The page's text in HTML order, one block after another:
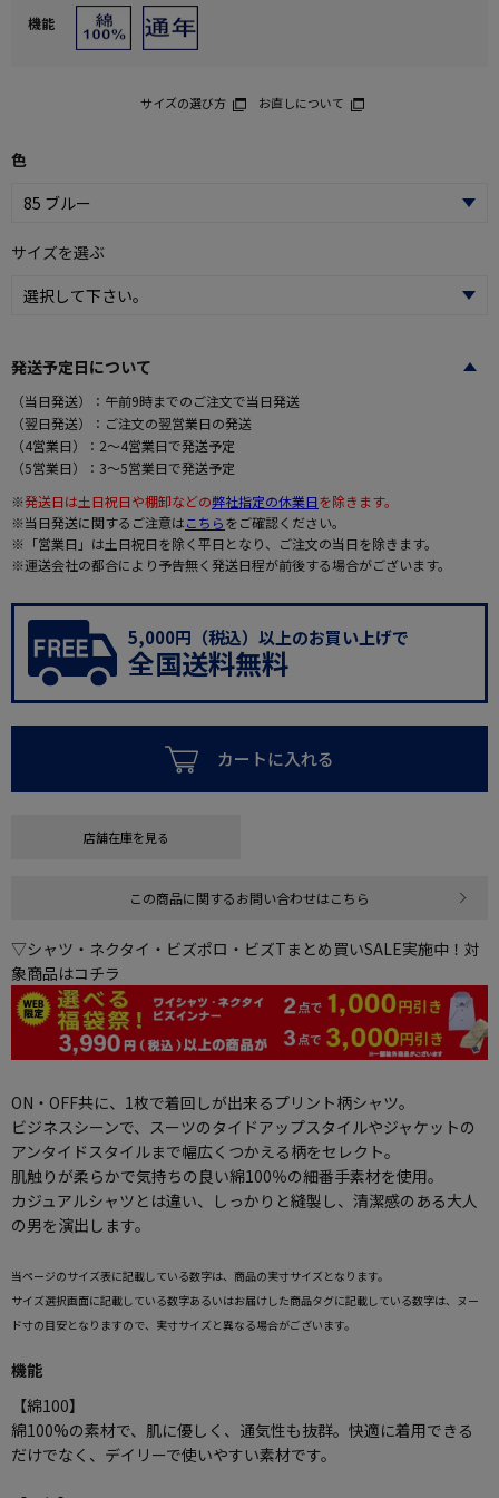
機能
サイズの選び方 お直しについて
色
サイズを選ぶ
発送予定日について
（当日発送）：午前9時までのご注文で当日発送
（翌日発送）：ご注文の翌営業日の発送
（4営業日）：2～4営業日で発送予定
（5営業日）：3～5営業日で発送予定
※発送日は土日祝日や棚卸などの弊社指定の休業日を除きます。
※当日発送に関するご注意はこちらをご確認ください。
※「営業日」は土日祝日を除く平日となり、ご注文の当日を除きます。
※運送会社の都合により予告無く発送日程が前後する場合がございます。
5,000円（税込）以上のお買い上げで
全国送料無料
カートに入れる
店舗在庫を見る
この商品に関するお問い合わせはこちら
▽シャツ・ネクタイ・ビズポロ・ビズTまとめ買いSALE実施中！対
象商品はコチラ
ON・OFF共に、1枚で着回しが出来るプリント柄シャツ。
ビジネスシーンで、スーツのタイドアップスタイルやジャケットの
アンタイドスタイルまで幅広くつかえる柄をセレクト。
肌触りが柔らかで気持ちの良い綿100％の細番手素材を使用。
カジュアルシャツとは違い、しっかりと縫製し、清潔感のある大人
の男を演出します。
当ページのサイズ表に記載している数字は、商品の実寸サイズとなります。
サイズ選択画面に記載している数字あるいはお届けした商品タグに記載している数字は、ヌー
ド寸の目安となりますので、実寸サイズと異なる場合がございます。
機能
【綿100】
綿100%の素材で、肌に優しく、通気性も抜群。快適に着用できる
だけでなく、デイリーで使いやすい素材です。